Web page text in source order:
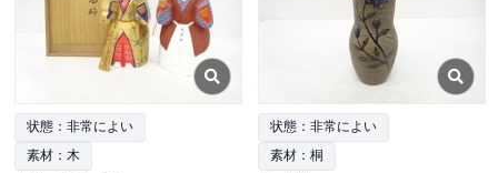
状態：非常によい
素材：木
状態：非常によい
素材：桐